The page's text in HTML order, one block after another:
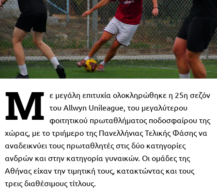
Μ ε μεγάλη επιτυχία ολοκληρώθηκε η 25η σεζόν
του Allwyn Unileague, του μεγαλύτερου
φοιτητικού πρωταθλήματος ποδοσφαίρου της
χώρας, με το τριήμερο της Πανελλήνιας Τελικής Φάσης να
αναδεικνύει τους πρωταθλητές στις δύο κατηγορίες
ανδρών και στην κατηγορία γυναικών. Οι ομάδες της
Αθήνας είχαν την τιμητική τους, κατακτώντας και τους
τρεις διαθέσιμους τίτλους.